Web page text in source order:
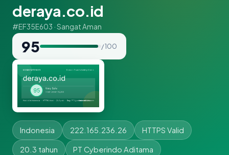
deraya.co.id
#EF35E603 · Sangat Aman
95 / 100
Indonesia 222.165.236.26 HTTPS Valid
20.3 tahun PT Cyberindo Aditama